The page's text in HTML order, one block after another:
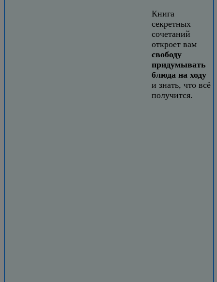
Книга
секретных
сочетаний
откроет вам
свободу
придумывать
блюда на ходу
и знать, что всё
получится.